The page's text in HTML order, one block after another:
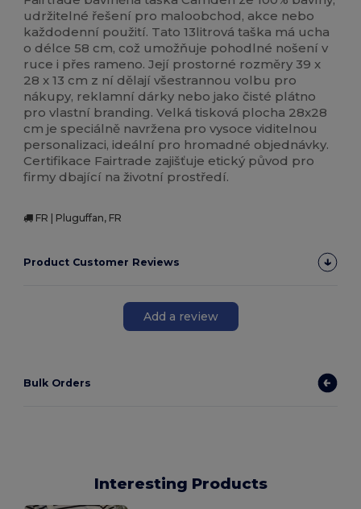
udržitelné řešení pro maloobchod, akce nebo
každodenní použití. Tato 13litrová taška má ucha
o délce 58 cm, což umožňuje pohodlné nošení v
ruce i přes rameno. Její prostorné rozměry 39 x
28 x 13 cm z ní dělají všestrannou volbu pro
nákupy, reklamní dárky nebo jako čisté plátno
pro vlastní branding. Velká tisková plocha 28x28
cm je speciálně navržena pro vysoce viditelnou
personalizaci, ideální pro hromadné objednávky.
Certifikace Fairtrade zajišťuje etický původ pro
firmy dbající na životní prostředí.
FR | Pluguffan, FR
Product Customer Reviews
Add a review
Bulk Orders
Interesting Products